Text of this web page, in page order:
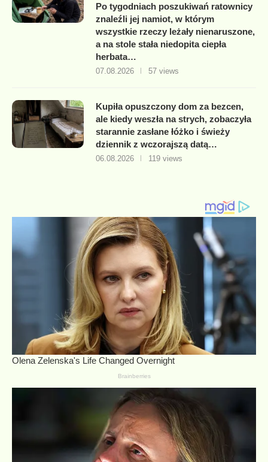
Po tygodniach poszukiwań ratownicy
znaleźli jej namiot, w którym
wszystkie rzeczy leżały nienaruszone,
a na stole stała niedopita ciepła
herbata…
07.08.2026 57 views
Kupiła opuszczony dom za bezcen,
ale kiedy weszła na strych, zobaczyła
starannie zasłane łóżko i świeży
dziennik z wczorajszą datą…
06.08.2026 119 views